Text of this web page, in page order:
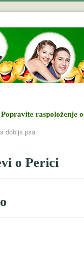
raspoloženje
dobija psa
o Perici